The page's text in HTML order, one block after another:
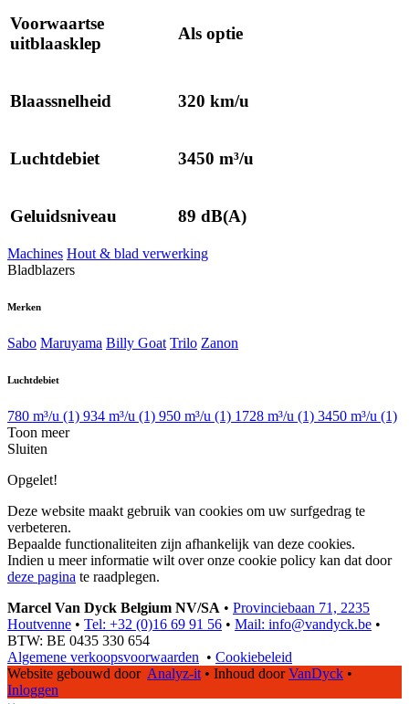
Voorwaartse
uitblaasklep
Als optie
Blaassnelheid 320 km/u
Luchtdebiet 3450 m³/u
Geluidsniveau 89 dB(A)
Machines Hout & blad verwerking
Bladblazers
Merken
Sabo Maruyama Billy Goat Trilo Zanon
Luchtdebiet
780 m³/u (1) 934 m³/u (1) 950 m³/u (1) 1728 m³/u (1) 3450 m³/u (1)
Toon meer
Sluiten
Opgelet!
Deze website maakt gebruik van cookies om uw surfgedrag te
verbeteren.
Bepaalde functionaliteiten zijn afhankelijk van deze cookies.
Indien u meer informatie wilt over onze cookie policy kan dat door
deze pagina te raadplegen.
Marcel Van Dyck Belgium NV/SA • Provinciebaan 71, 2235
Houtvenne • Tel: +32 (0)16 69 91 56 • Mail: info@vandyck.be •
BTW: BE 0435 330 654
Algemene verkoopsvoorwaarden • Cookiebeleid
Website gebouwd door Analyz-it • Inhoud doorVanDyck •
Inloggen